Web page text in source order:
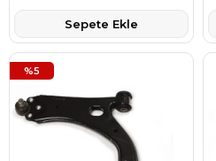
Sepete Ekle
%5